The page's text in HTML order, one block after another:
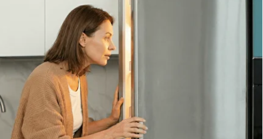
8 495 409-45-21
Обсудить с масетром
Чтобы узнать ориентировочную стоимость ремонта
холодильника, позвоните нам или оставьте заявку
на сайте. Дежурный инженер уточнит марку
холодильника, симптомы неисправности
и сориентирует по возможной причине поломки